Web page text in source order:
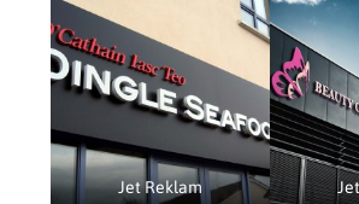
Jet Reklam